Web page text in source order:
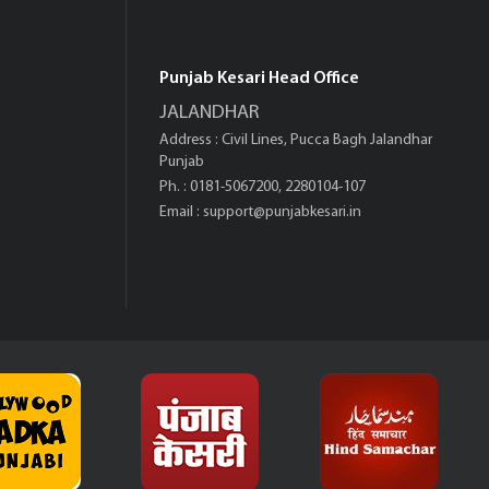
Punjab Kesari Head Office
JALANDHAR
Address : Civil Lines, Pucca Bagh Jalandhar
Punjab
Ph. : 0181-5067200, 2280104-107
Email : support@punjabkesari.in